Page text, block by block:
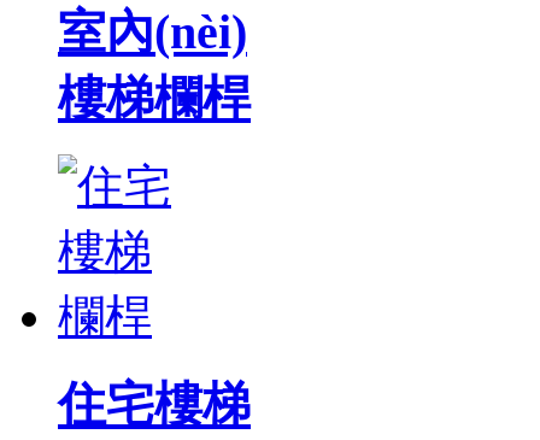
室內(nèi)
樓梯欄桿
住宅樓梯